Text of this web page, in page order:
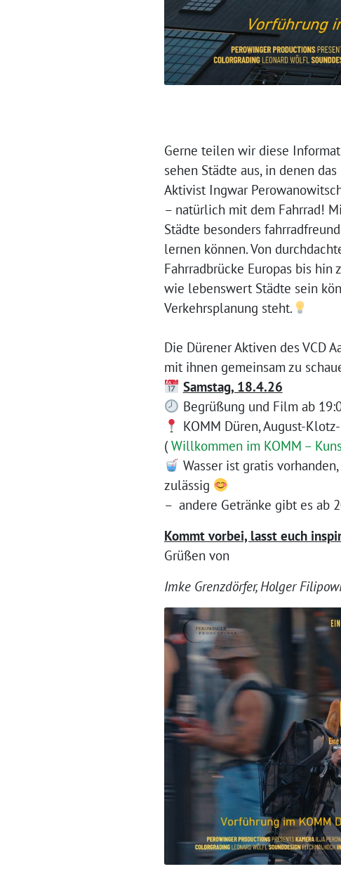
Gerne teilen wir diese
sehen Städte aus, in denen
Aktivist Ingwar
– natürlich mit dem Fahrrad!
Städte besonders
lernen können. Von
Fahrradbrücke Europas bis
wie lebenswert Städte sein
Verkehrsplanung steht.
Die Dürener Aktiven des VCD
mit ihnen gemeinsam zu
Samstag, 18.4.26
Begrüßung und Film ab
KOMM Düren, August-
( Willkommen im KOMM –
Wasser ist gratis
zulässig
– andere Getränke gibt es ab
Kommt vorbei, lasst euch
Grüßen von
Imke Grenzdörfer, Holger